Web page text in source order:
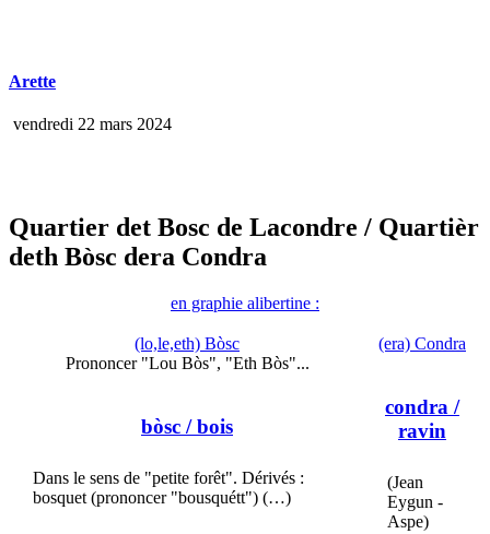
Arette
vendredi 22 mars 2024
Quartier det Bosc de Lacondre / Quartièr
deth Bòsc dera Condra
en graphie alibertine :
(lo,le,eth) Bòsc
Prononcer "Lou Bòs", "Eth Bòs"...
bòsc / bois
Dans le sens de "petite forêt". Dérivés :
bosquet (prononcer "bousquétt") (…)
(era) Condra
condra /
ravin
(Jean
Eygun -
Aspe)